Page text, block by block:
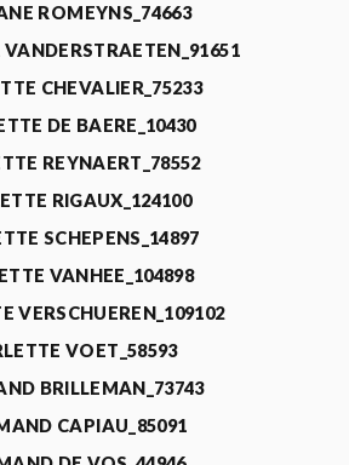
ROMEYNS_74663
CHEVALIER_75233
DE BAERE_10430
REYNAERT_78552
RIGAUX_124100
SCHEPENS_14897
VANHEE_104898
VERSCHUEREN_109102
VOET_58593
BRILLEMAN_73743
CAPIAU_85091